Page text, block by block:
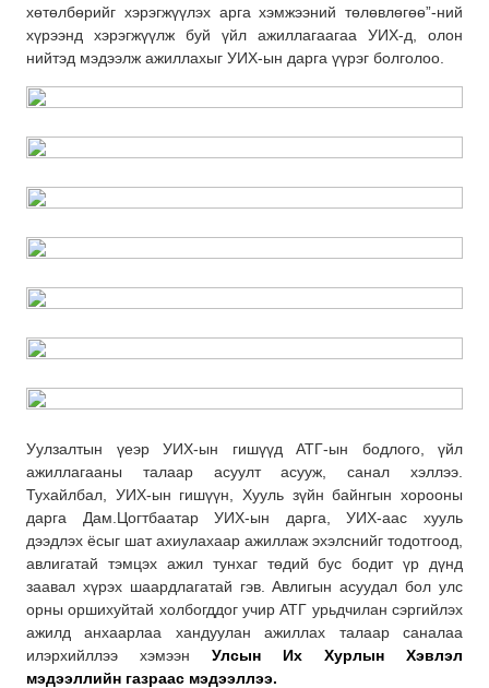
хөтөлбөрийг хэрэгжүүлэх арга хэмжээний төлөвлөгөө”-ний
хүрээнд хэрэгжүүлж буй үйл ажиллагаагаа УИХ-д, олон
нийтэд мэдээлж ажиллахыг УИХ-ын дарга үүрэг болголоо.
Уулзалтын үеэр УИХ-ын гишүүд АТГ-ын бодлого, үйл
ажиллагааны талаар асуулт асууж, санал хэллээ.
Тухайлбал, УИХ-ын гишүүн, Хууль зүйн байнгын хорооны
дарга Дам.Цогтбаатар УИХ-ын дарга, УИХ-аас хууль
дээдлэх ёсыг шат ахиулахаар ажиллаж эхэлснийг тодотгоод,
авлигатай тэмцэх ажил тунхаг төдий бус бодит үр дүнд
заавал хүрэх шаардлагатай гэв. Авлигын асуудал бол улс
орны оршихуйтай холбогддог учир АТГ урьдчилан сэргийлэх
ажилд анхаарлаа хандуулан ажиллах талаар саналаа
илэрхийллээ хэмээн Улсын Их Хурлын Хэвлэл
мэдээллийн газраас мэдээллээ.